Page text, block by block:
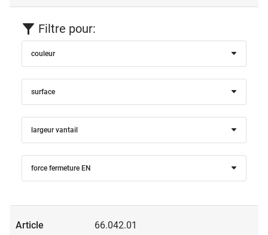
Filtre pour:
couleur
surface
largeur vantail
force fermeture EN
66.042.01